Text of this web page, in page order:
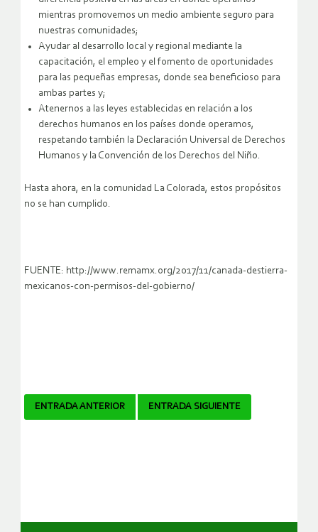
mientras promovemos un medio ambiente seguro para
nuestras comunidades;
Ayudar al desarrollo local y regional mediante la
capacitación, el empleo y el fomento de oportunidades
para las pequeñas empresas, donde sea beneficioso para
ambas partes y;
Atenernos a las leyes establecidas en relación a los
derechos humanos en los países donde operamos,
respetando también la Declaración Universal de Derechos
Humanos y la Convención de los Derechos del Niño.
Hasta ahora, en la comunidad La Colorada, estos propósitos
no se han cumplido.
FUENTE: http://www.remamx.org/2017/11/canada-destierra-
mexicanos-con-permisos-del-gobierno/
Navegador
ENTRADA ANTERIOR ENTRADA SIGUIENTE